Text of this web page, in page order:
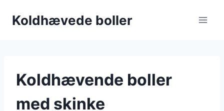
Koldhævede boller
Koldhævende boller
med skinke